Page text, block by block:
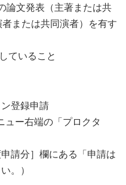
論文発表（主著または共
または共同演者）を有す
ていること
登録申請
ュー右端の「プロクタ
請分］欄にある「申請は
。）